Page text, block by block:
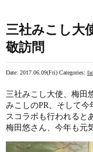
三社みこし大
敬訪問
Date: 2017.06.09(Fri) Categories:
三社みこし大使、梅田
みこしのPR、そして
スコラボも行われると
梅田悠さん、今年も元